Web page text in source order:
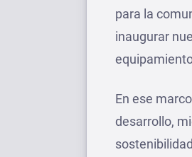
para la
inaugurar
En ese
desarrollo,